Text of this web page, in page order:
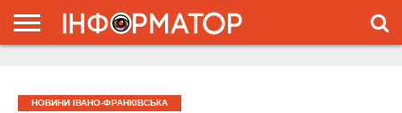
НОВИНИ ІВАНО-ФРАНКІВСЬКА